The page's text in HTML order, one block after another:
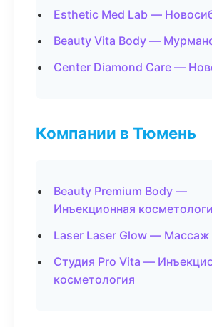
Esthetic Med Lab —
Beauty Vita Body —
Center Diamond Care —
Компании в Тюмень
Beauty Premium Body —
Инъекционная
Laser Laser Glow — Массаж
Студия Pro Vita —
косметология